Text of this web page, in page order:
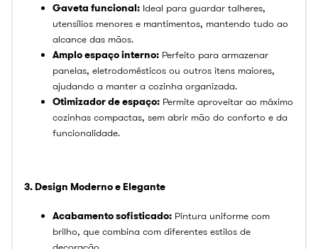
Gaveta funcional: Ideal para guardar talheres,
utensílios menores e mantimentos, mantendo tudo ao
alcance das mãos.
Amplo espaço interno: Perfeito para armazenar
panelas, eletrodomésticos ou outros itens maiores,
ajudando a manter a cozinha organizada.
Otimizador de espaço: Permite aproveitar ao máximo
cozinhas compactas, sem abrir mão do conforto e da
funcionalidade.
3. Design Moderno e Elegante
Acabamento sofisticado: Pintura uniforme com
brilho, que combina com diferentes estilos de